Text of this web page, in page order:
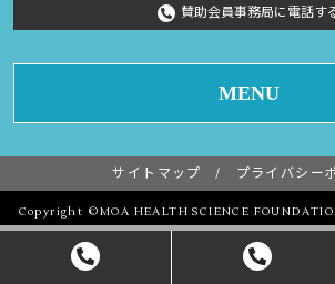
賛助会員事務局に電話す
MENU
サイトマップ プライバシー
Copyright ©MOA HEALTH SCIENCE